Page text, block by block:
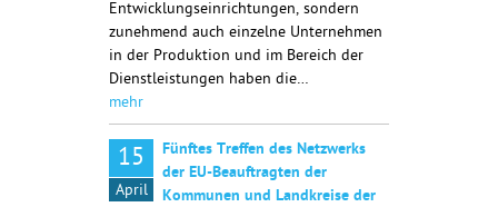
Entwicklungseinrichtungen, sondern
zunehmend auch einzelne Unternehmen
in der Produktion und im Bereich der
Dienstleistungen haben die…
mehr
15
April
Fünftes Treffen des Netzwerks
der EU-Beauftragten der
Kommunen und Landkreise der